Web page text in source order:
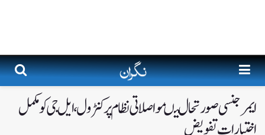
ایمرجنسی صورتحال میںمواصلاتی نظام پر کنٹرول، ایل جی کو مکمل
اختیارات تفویض